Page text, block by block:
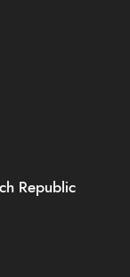
Republic